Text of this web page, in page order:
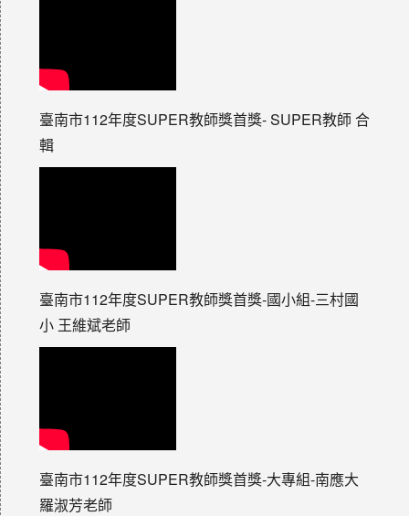
臺南市112年度SUPER教師獎首獎- SUPER教師 合
輯
臺南市112年度SUPER教師獎首獎-國小組-三村國
小 王維斌老師
臺南市112年度SUPER教師獎首獎-大專組-南應大
羅淑芳老師